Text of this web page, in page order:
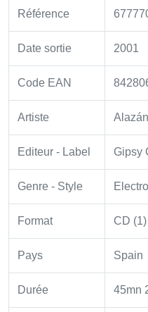
Référence
Date sortie 2001
Code EAN
Artiste Alazán
Editeur - Label Gipsy
Genre - Style
Format CD
Pays Spain
Durée 45mn